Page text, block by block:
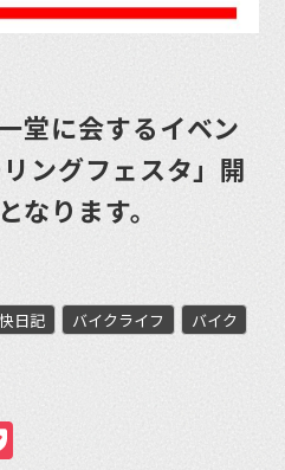
堂に会するイベン
ングフェスタ」開
なります。
日記 バイクライフ
バイク